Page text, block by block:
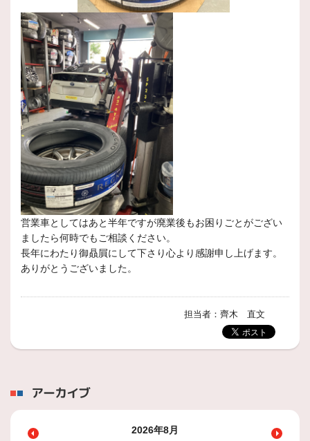
営業車としてはあと半年ですが廃業後もお困りごとがござい
ましたら何時でもご相談ください。
長年にわたり御贔屓にして下さり心より感謝申し上げます。
ありがとうございました。
担当者：齊木 直文
アーカイブ
2026年8月